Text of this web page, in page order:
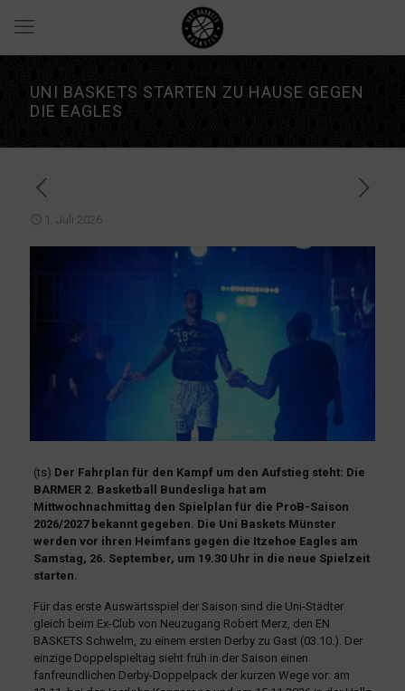
UNI BASKETS STARTEN ZU HAUSE GEGEN
DIE EAGLES
1. Juli 2026
(ts) Der Fahrplan für den Kampf um den Aufstieg steht: Die
BARMER 2. Basketball Bundesliga hat am
Mittwochnachmittag den Spielplan für die ProB-Saison
2026/2027 bekannt gegeben. Die Uni Baskets Münster
werden vor ihren Heimfans gegen die Itzehoe Eagles am
Samstag, 26. September, um 19.30 Uhr in die neue Spielzeit
starten.
Für das erste Auswärtsspiel der Saison sind die Uni-Städter
gleich beim Ex-Club von Neuzugang Robert Merz, den EN
BASKETS Schwelm, zu einem ersten Derby zu Gast (03.10.). Der
einzige Doppelspieltag sieht früh in der Saison einen
fanfreundlichen Derby-Doppelpack der kurzen Wege vor: am